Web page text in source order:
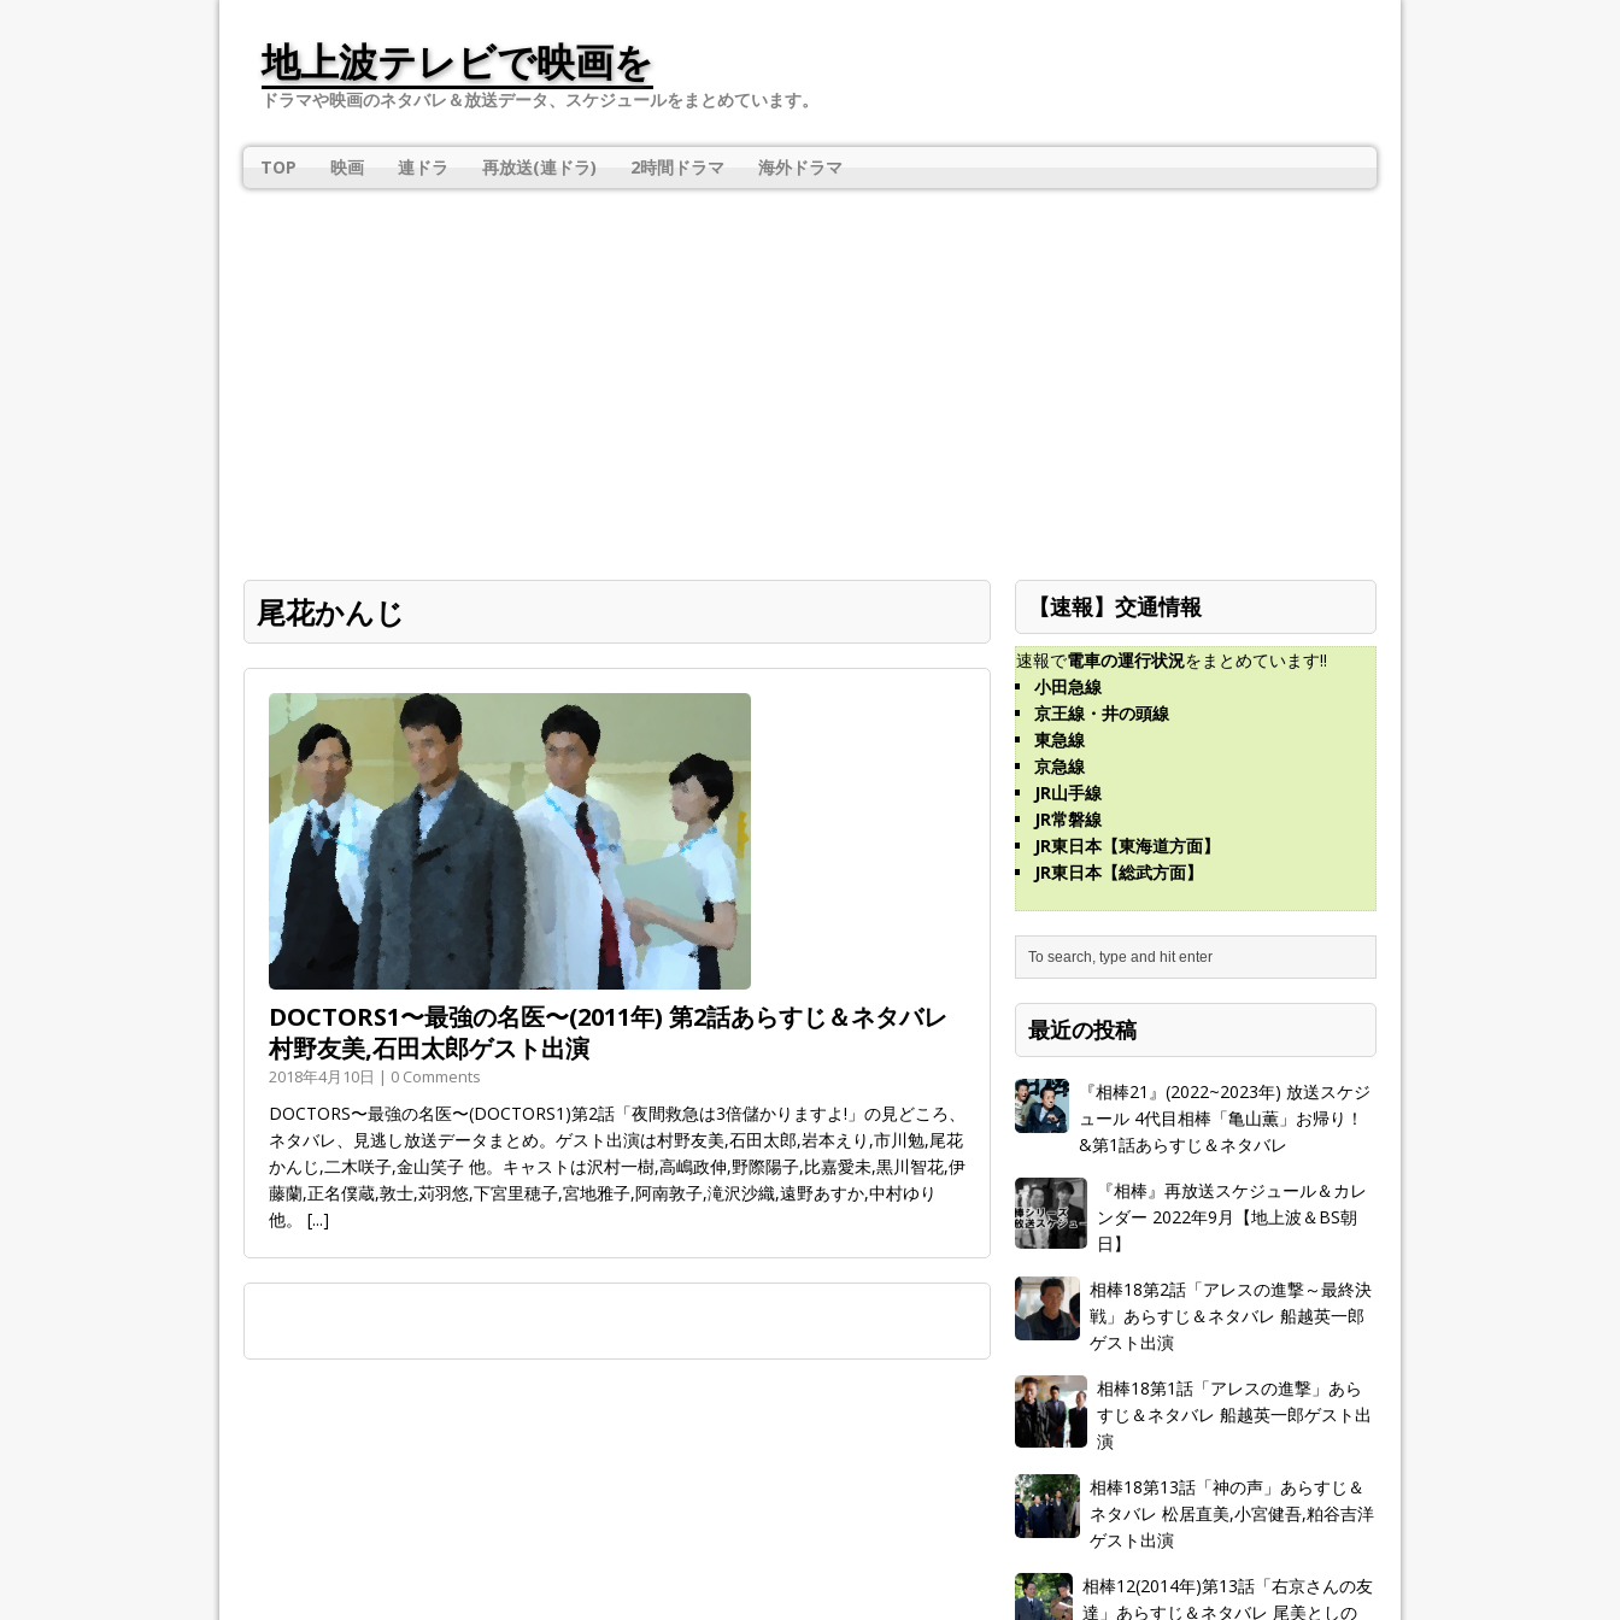
地上波テレビで映画を
ドラマや映画のネタバレ＆放送データ、スケジュールをまとめています。
TOP 映画 連ドラ 再放送(連ドラ) 2時間ドラマ 海外ドラマ
尾花かんじ
DOCTORS1〜最強の名医〜(2011年) 第2話あらすじ＆ネタバレ
村野友美,石田太郎ゲスト出演
2018年4月10日 | 0 Comments
DOCTORS〜最強の名医〜(DOCTORS1)第2話「夜間救急は3倍儲かりますよ!」の見どころ、
ネタバレ、見逃し放送データまとめ。ゲスト出演は村野友美,石田太郎,岩本えり,市川勉,尾花
かんじ,二木咲子,金山笑子 他。キャストは沢村一樹,高嶋政伸,野際陽子,比嘉愛未,黒川智花,伊
藤蘭,正名僕蔵,敦士,苅羽悠,下宮里穂子,宮地雅子,阿南敦子,滝沢沙織,遠野あすか,中村ゆり
他。 [...]
【速報】交通情報
速報で電車の運行状況をまとめています!!
小田急線
京王線・井の頭線
東急線
京急線
JR山手線
JR常磐線
JR東日本【東海道方面】
JR東日本【総武方面】
最近の投稿
『相棒21』(2022~2023年) 放送スケジ
ュール 4代目相棒「亀山薫」お帰り！
&第1話あらすじ＆ネタバレ
『相棒』再放送スケジュール＆カレ
ンダー 2022年9月【地上波＆BS朝
日】
相棒18第2話「アレスの進撃～最終決
戦」あらすじ＆ネタバレ 船越英一郎
ゲスト出演
相棒18第1話「アレスの進撃」あら
すじ＆ネタバレ 船越英一郎ゲスト出
演
相棒18第13話「神の声」あらすじ＆
ネタバレ 松居直美,小宮健吾,粕谷吉洋
ゲスト出演
相棒12(2014年)第13話「右京さんの友
達」あらすじ＆ネタバレ 尾美としの